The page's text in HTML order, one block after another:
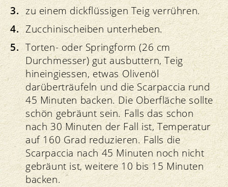
zu einem dickflüssigen Teig verrühren.
Zucchinischeiben unterheben.
Torten- oder Springform (26 cm
Durchmesser) gut ausbuttern, Teig
hineingiessen, etwas Olivenöl
darüberträufeln und die Scarpaccia rund
45 Minuten backen. Die Oberfläche sollte
schön gebräunt sein. Falls das schon
nach 30 Minuten der Fall ist, Temperatur
auf 160 Grad reduzieren. Falls die
Scarpaccia nach 45 Minuten noch nicht
gebräunt ist, weitere 10 bis 15 Minuten
backen.